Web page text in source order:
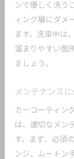
ンで優しく洗う
ィング層にダメ
ます。洗車中は
溜まりやすい箇
ましょう。
メンテナンス
カーコーティン
は、適切なメン
す。まず、必須
ンジ、ムートン